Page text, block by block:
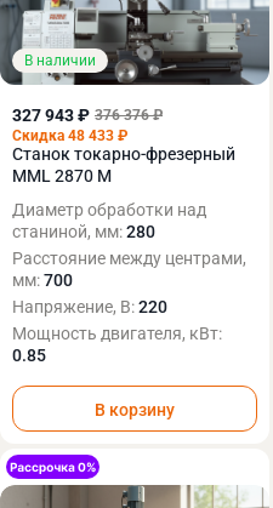
В наличии
327 943 ₽ 376 376 ₽
Скидка 48 433 ₽
Станок токарно-фрезерный
MML 2870 M
Диаметр обработки над
станиной, мм:280
Расстояние между центрами,
мм:700
Напряжение, В:220
Мощность двигателя, кВт:
0.85
В корзину